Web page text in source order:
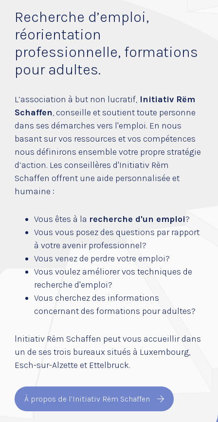
Galerie
Intranet
Recherche d’emploi,
réorientation
professionnelle, formations
pour adultes.
L’association à but non lucratif, Initiativ Rëm
Schaffen, conseille et soutient toute personne
dans ses démarches vers l'emploi. En nous
basant sur vos ressources et vos compétences
nous définirons ensemble votre propre stratégie
d’action. Les conseillères d'Initiativ Rëm
Schaffen offrent une aide personnalisée et
humaine :
Vous êtes à la recherche d'un emploi?
Vous vous posez des questions par rapport
à votre avenir professionnel?
Vous venez de perdre votre emploi?
Vous voulez améliorer vos techniques de
recherche d'emploi?
Vous cherchez des informations
concernant des formations pour adultes?
lnitiativ Rëm Schaffen peut vous accueillir dans
un de ses trois bureaux situés à Luxembourg,
Esch-sur-Alzette et Ettelbruck.
À propos de l’Initiativ Rëm Schaffen